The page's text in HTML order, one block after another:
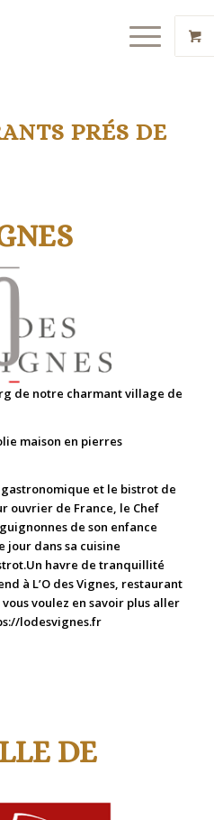
PRÉS DE
de notre charmant village de
maison en pierres
et le bistrot de
ouvrier de France, le Chef
de son enfance
jour dans sa cuisine
Un havre de tranquillité
à L’O des Vignes, restaurant
vous voulez en savoir plus aller
lodesvignes.fr
DE